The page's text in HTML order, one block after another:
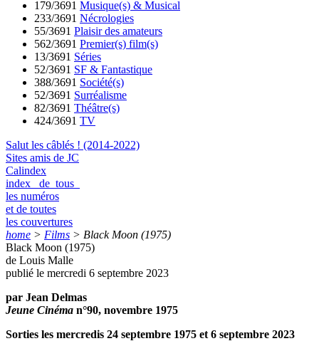
179/3691 Musique(s) & Musical
233/3691 Nécrologies
55/3691 Plaisir des amateurs
562/3691 Premier(s) film(s)
13/3691 Séries
52/3691 SF & Fantastique
388/3691 Société(s)
52/3691 Surréalisme
82/3691 Théâtre(s)
424/3691 TV
Salut les câblés ! (2014-2022)
Sites amis de JC
Calindex
index de tous
les numéros
et de toutes
les couvertures
home > Films > Black Moon (1975)
Black Moon (1975)
de Louis Malle
publié le mercredi 6 septembre 2023
par Jean Delmas
Jeune Cinéma n°90, novembre 1975
Sorties les mercredis 24 septembre 1975 et 6 septembre 2023